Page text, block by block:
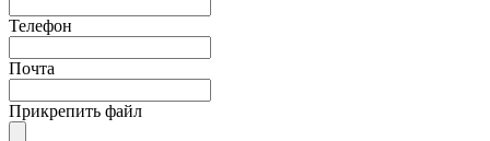
Телефон
Почта
Прикрепить файл